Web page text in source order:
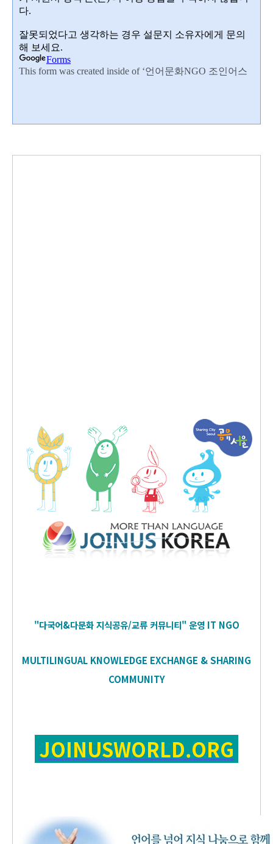
"다국어&다문화 지식공유/교류 커뮤니티" 운영 IT NGO
MULTILINGUAL KNOWLEDGE EXCHANGE & SHARING
COMMUNITY
JOINUSWORLD.ORG